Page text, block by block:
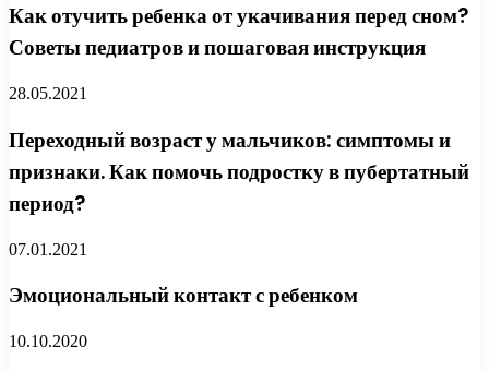
Как отучить ребенка от укачивания перед сном?
Советы педиатров и пошаговая инструкция
28.05.2021
Переходный возраст у мальчиков: симптомы и
признаки. Как помочь подростку в пубертатный
период?
07.01.2021
Эмоциональный контакт с ребенком
10.10.2020